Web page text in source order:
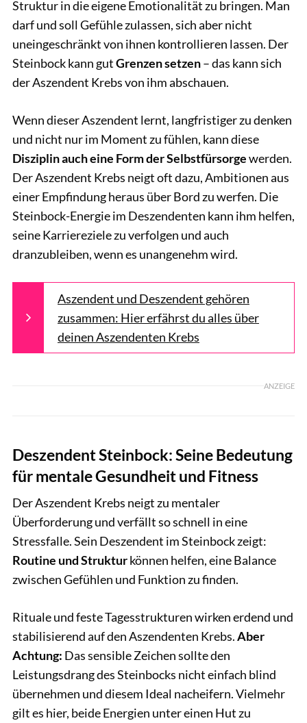
Struktur in die eigene Emotionalität zu bringen. Man
darf und soll Gefühle zulassen, sich aber nicht
uneingeschränkt von ihnen kontrollieren lassen. Der
Steinbock kann gutGrenzen setzen– das kann sich
der Aszendent Krebs von ihm abschauen.
Wenn dieser Aszendent lernt, langfristiger zu denken
und nicht nur im Moment zu fühlen, kann diese
Disziplin auch eine Form der Selbstfürsorgewerden.
Der Aszendent Krebs neigt oft dazu, Ambitionen aus
einer Empfindung heraus über Bord zu werfen. Die
Steinbock-Energie im Deszendenten kann ihm helfen,
seine Karriereziele zu verfolgen und auch
dranzubleiben, wenn es unangenehm wird.
Aszendent und Deszendent gehören
zusammen: Hier erfährst du alles über
deinen Aszendenten Krebs
ANZEIGE
Deszendent Steinbock: Seine Bedeutung
für mentale Gesundheit und Fitness
Der Aszendent Krebs neigt zu mentaler
Überforderung und verfällt so schnell in eine
Stressfalle. Sein Deszendent im Steinbock zeigt:
Routine und Strukturkönnen helfen, eine Balance
zwischen Gefühlen und Funktion zu finden.
Rituale und feste Tagesstrukturen wirken erdend und
stabilisierend auf den Aszendenten Krebs.Aber
Achtung: Das sensible Zeichen sollte den
Leistungsdrang des Steinbocks nicht einfach blind
übernehmen und diesem Ideal nacheifern. Vielmehr
gilt es hier, beide Energien unter einen Hut zu